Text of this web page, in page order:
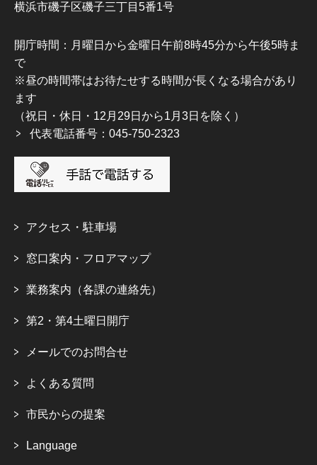
横浜市磯子区磯子三丁目5番1号
開庁時間：月曜日から金曜日午前8時45分から午後5時ま
で
※昼の時間帯はお待たせする時間が長くなる場合があり
ます
（祝日・休日・12月29日から1月3日を除く）
代表電話番号：045-750-2323
アクセス・駐車場
窓口案内・フロアマップ
業務案内（各課の連絡先）
第2・第4土曜日開庁
メールでのお問合せ
よくある質問
市民からの提案
Language